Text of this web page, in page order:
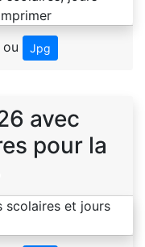
ou Jpg
avec
pour la